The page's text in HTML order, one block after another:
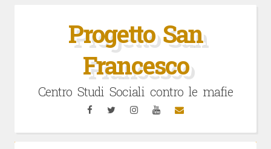
Progetto San
Francesco
Centro Studi Sociali contro le mafie
FacebookTwitterInstagramYouTubeEmail